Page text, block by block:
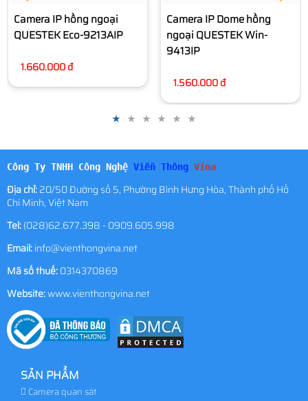
Camera IP Dome hồng
ngoại QUESTEK Win-
1.560.000 đ
Công Ty TNHH Công Nghệ Viễn Thông Vina
Địa chỉ:20/50 Đường số 5, Phường Bình Hưng Hòa, Thành phố Hồ
Chí Minh, Việt Nam
Tel:(028)62.677.398 - 0909.605.998
Email:info@vienthongvina.net
Mã số thuế:0314370869
Website:www.vienthongvina.net
SẢN PHẨM
Camera quan sát